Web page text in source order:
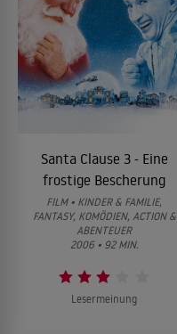
Santa Clause 3 - Eine
frostige Bescherung
FILM • KINDER & FAMILIE,
FANTASY, KOMÖDIEN, ACTION &
ABENTEUER
2006 • 92 MIN.
Lesermeinung